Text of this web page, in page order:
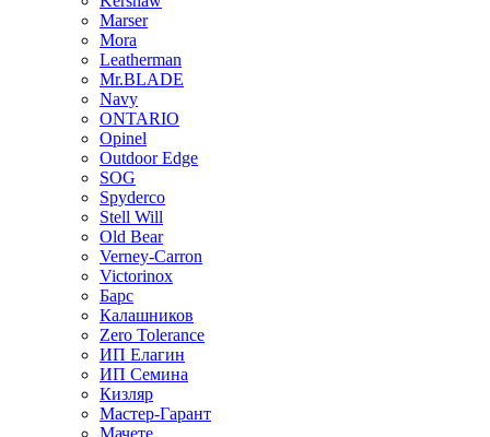
Marser
Mora
Leatherman
Mr.BLADE
Navy
ONTARIO
Opinel
Outdoor Edge
SOG
Spyderco
Stell Will
Old Bear
Verney-Carron
Victorinox
Барс
Калашников
Zero Tolerance
ИП Елагин
ИП Семина
Кизляр
Мастер-Гарант
Мачете